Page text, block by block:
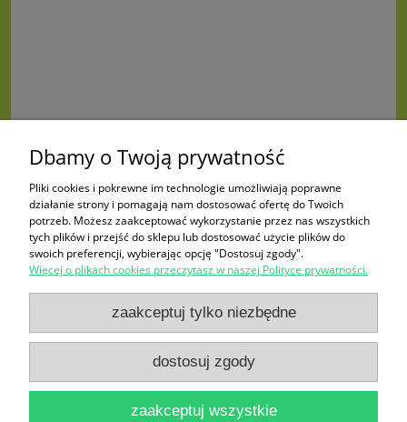
Zakupy
Pomoc
Moje konto
Informacje
Dbamy o Twoją prywatność
Pliki cookies i pokrewne im technologie umożliwiają poprawne
działanie strony i pomagają nam dostosować ofertę do Twoich
potrzeb. Możesz zaakceptować wykorzystanie przez nas wszystkich
tych plików i przejść do sklepu lub dostosować użycie plików do
swoich preferencji, wybierając opcję "Dostosuj zgody".
Więcej o plikach cookies przeczytasz w naszej Polityce prywatności.
zaakceptuj tylko niezbędne
dostosuj zgody
zaakceptuj wszystkie